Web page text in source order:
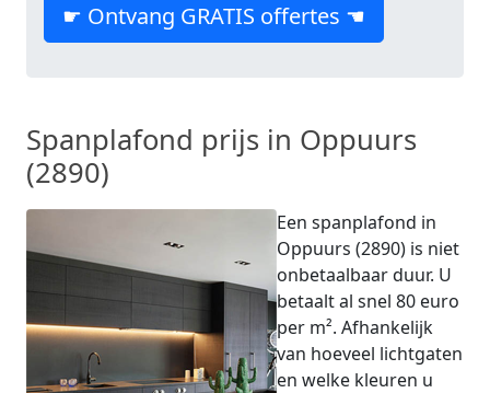
☛ Ontvang GRATIS offertes ☚
Spanplafond prijs in Oppuurs
(2890)
Een spanplafond in
Oppuurs (2890) is niet
onbetaalbaar duur. U
betaalt al snel 80 euro
per m². Afhankelijk
van hoeveel lichtgaten
en welke kleuren u